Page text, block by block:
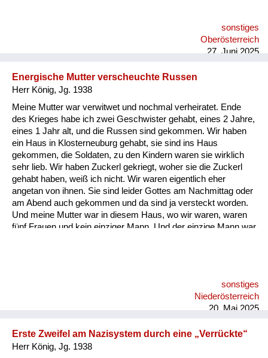
sonstiges
Oberösterreich
27. Juni 2025
Energische Mutter verscheuchte Russen
Herr König, Jg. 1938
Meine Mutter war verwitwet und nochmal verheiratet. Ende
des Krieges habe ich zwei Geschwister gehabt, eines 2 Jahre,
eines 1 Jahr alt, und die Russen sind gekommen. Wir haben
ein Haus in Klosterneuburg gehabt, sie sind ins Haus
gekommen, die Soldaten, zu den Kindern waren sie wirklich
sehr lieb. Wir haben Zuckerl gekriegt, woher sie die Zuckerl
gehabt haben, weiß ich nicht. Wir waren eigentlich eher
angetan von ihnen. Sie sind leider Gottes am Nachmittag oder
am Abend auch gekommen und da sind ja versteckt worden.
Und meine Mutter war in diesem Haus, wo wir waren, waren
fünf Frauen und kein einziger Mann. Und der einzige Mann war
Die Russen sind da!“ und „Kommandatura“. Und tatsächlich
sind in den meisten Fällen Minuten nachher ist ein Wagen
sonstiges
Niederösterreich
20. Mai 2025
Erste Zweifel am Nazisystem durch eine „Verrückte“
Herr König, Jg. 1938